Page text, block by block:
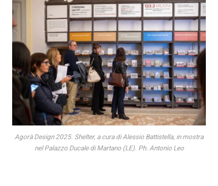
Agorà Design 2025. Shelter, a cura di Alessio Battistella, in mostra
nel Palazzo Ducale di Martano (LE). Ph. Antonio Leo